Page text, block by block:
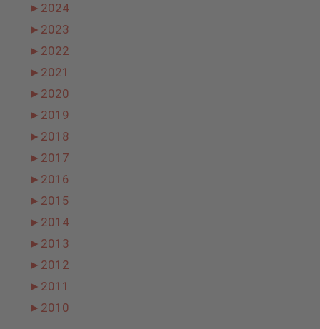
► 2024
► 2023
► 2022
► 2021
► 2020
► 2019
► 2018
► 2017
► 2016
► 2015
► 2014
► 2013
► 2012
► 2011
► 2010